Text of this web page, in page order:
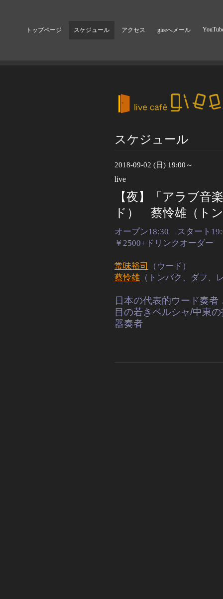
トップページ スケジュール アクセス gieeへメール
スケジュール
2018-09-02 (日) 19:00～
live
【夜】「アラブ音
ド） 蔡怜雄（ト
オープン18:30 スタート
￥2500+ドリンクオーダー
常味裕司
（ウード）
蔡怜雄 （トンバク、ダフ、
日本の代表的ウード奏者
目の若きペルシャ/中東
器奏者